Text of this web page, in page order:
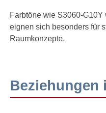
Farbtöne wie S3060-
eignen sich besonders für
Raumkonzepte.
Beziehungen